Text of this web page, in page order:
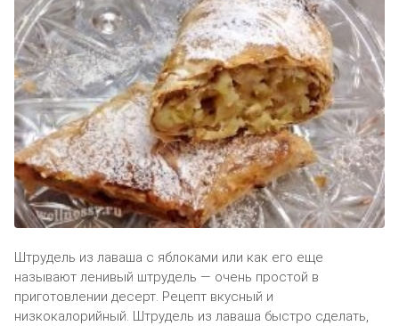
Штрудель из лаваша с яблоками или как его еще
называют ленивый штрудель — очень простой в
приготовлении десерт. Рецепт вкусный и
низкокалорийный. Штрудель из лаваша быстро сделать,